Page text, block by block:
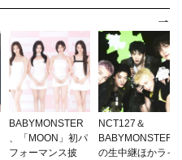
BABYMONSTER
、「MOON」初パ
フォーマンス披
NCT127＆
BABYMONSTER
の生中継ほかライ